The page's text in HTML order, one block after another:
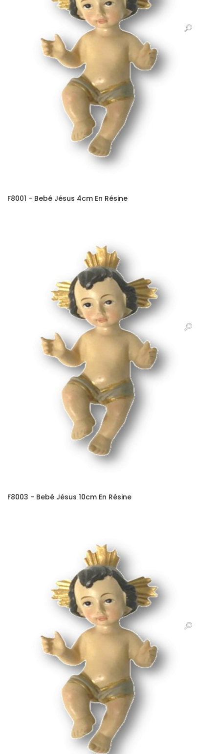
F8001 - Bebé Jésus 4cm En Résine
F8003 - Bebé Jésus 10cm En Résine